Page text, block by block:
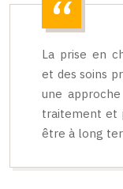
La prise en
et des soins
une
traitement et
être à long